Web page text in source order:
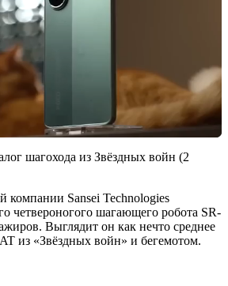
компании Sansei Technologies
четвероногого шагающего робота SR-
Выглядит он как нечто среднее
из «Звёздных войн» и бегемотом.